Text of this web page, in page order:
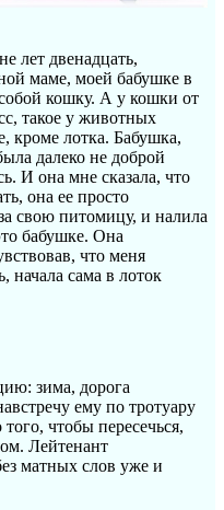
лет двенадцать,
маме, моей бабушке в
кошку. А у кошки от
такое у животных
кроме лотка. Бабушка,
далеко не доброй
И она мне сказала, что
она ее просто
свою питомицу, и налила
бабушке. Она
что меня
начала сама в лоток
зима, дорога
ему по тротуару
чтобы пересечься,
Лейтенант
матных слов уже и